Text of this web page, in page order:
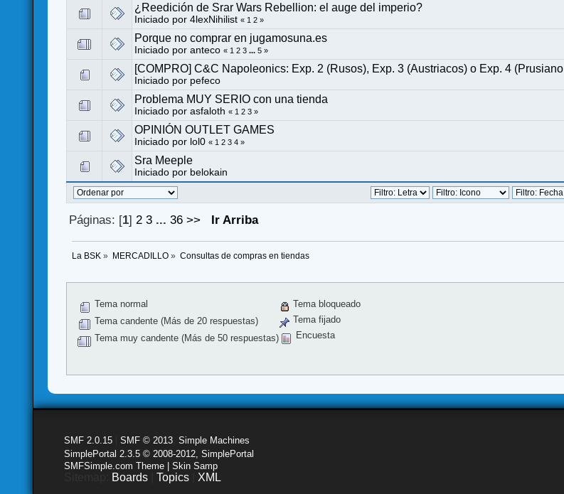
¿Reedición de Srar Wars Rebellion: el auge del imperio?
Iniciado por4lexNihilist « 1 2 »
Porque no comprar en jugamosuna.es
Iniciado poranteco « 1 2 3 ...5 »
[COMPRO] C&C Napoleonics: Exp. 2 (Rusos), Exp. 3 (Austriacos) o Exp. 4 (Prusiano
Iniciado por pefeco
Problema MUY SERIO con una tienda
Iniciado porasfaloth « 1 2 3 »
OPINIÓN OUTLET GAMES
Iniciado por lol0 « 1 2 3 4 »
Sra Meeple
Iniciado por belokain
Páginas: [1] 2 3 ... 36 >> Ir Arriba
La BSK » MERCADILLO» Consultas de compras en tiendas
Tema normal
Tema candente (Más de 20 respuestas)
Tema muy candente (Más de 50 respuestas)
Tema bloqueado
Tema fijado
Encuesta
SMF 2.0.15 |SMF © 2013 ,Simple Machines
SimplePortal 2.3.5 © 2008-2012, SimplePortal
SMFSimple.com Theme | Skin Samp
Boards |Topics XML